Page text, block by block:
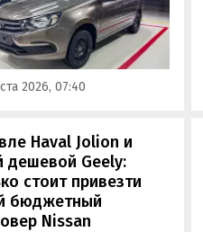
трансмиссия
тросовый привод,
переключения
пару с
числом 3,9
2026, 07:40
Haval Jolion и
дешевой Geely:
стоит привезти
бюджетный
Nissan